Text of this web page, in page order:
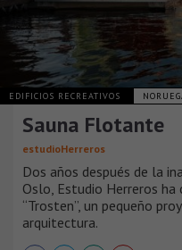
EDIFICIOS RECREATIVOS
Sauna Flotante
estudioHerreros
Dos años después de la
Oslo, Estudio Herreros
“Trosten”, un pequeño
arquitectura.